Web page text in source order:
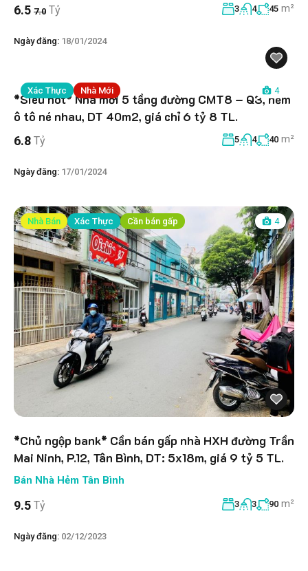
6.5 7.0 Tỷ 3 4 45 m²
Ngày đăng: 18/01/2024
Xác Thực Nhà Mới 4
*Siêu hot* Nhà mới 5 tầng đường CMT8 – Q3, hẻm
ô tô né nhau, DT 40m2, giá chỉ 6 tỷ 8 TL.
6.8 Tỷ 5 4 40 m²
Ngày đăng: 17/01/2024
Nhà Bán Xác Thực Cần bán gấp 4
*Chủ ngộp bank* Cần bán gấp nhà HXH đường Trần
Mai Ninh, P.12, Tân Bình, DT: 5x18m, giá 9 tỷ 5 TL.
Bán Nhà Hẻm Tân Bình
9.5 Tỷ 3 3 90 m²
Ngày đăng: 02/12/2023